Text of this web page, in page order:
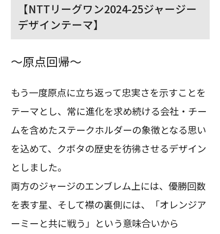
【NTTリーグワン2024-25ジャージー
デザインテーマ】
～原点回帰～
もう一度原点に立ち返って忠実さを示すことを
テーマとし、常に進化を求め続ける会社・チー
ムを含めたステークホルダーの象徴となる思い
を込めて、クボタの歴史を彷彿させるデザイン
としました。
両方のジャージのエンブレム上には、優勝回数
を表す星、そして襟の裏側には、「オレンジア
ーミーと共に戦う」という意味合いから